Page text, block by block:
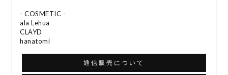
- COSMETIC -
ala Lehua
CLAYD
hanatomi
通信販売について